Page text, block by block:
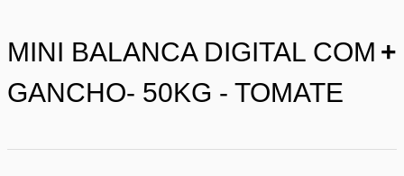
MINI BALANCA DIGITAL COM
GANCHO- 50KG - TOMATE
+